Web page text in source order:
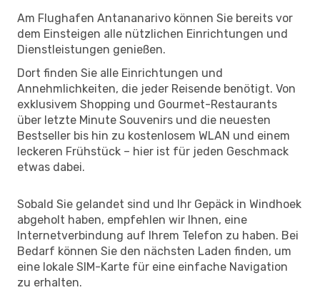
Am Flughafen Antananarivo können Sie bereits vor
dem Einsteigen alle nützlichen Einrichtungen und
Dienstleistungen genießen.
Dort finden Sie alle Einrichtungen und
Annehmlichkeiten, die jeder Reisende benötigt. Von
exklusivem Shopping und Gourmet-Restaurants
über letzte Minute Souvenirs und die neuesten
Bestseller bis hin zu kostenlosem WLAN und einem
leckeren Frühstück – hier ist für jeden Geschmack
etwas dabei.
Sobald Sie gelandet sind und Ihr Gepäck in Windhoek
abgeholt haben, empfehlen wir Ihnen, eine
Internetverbindung auf Ihrem Telefon zu haben. Bei
Bedarf können Sie den nächsten Laden finden, um
eine lokale SIM-Karte für eine einfache Navigation
zu erhalten.